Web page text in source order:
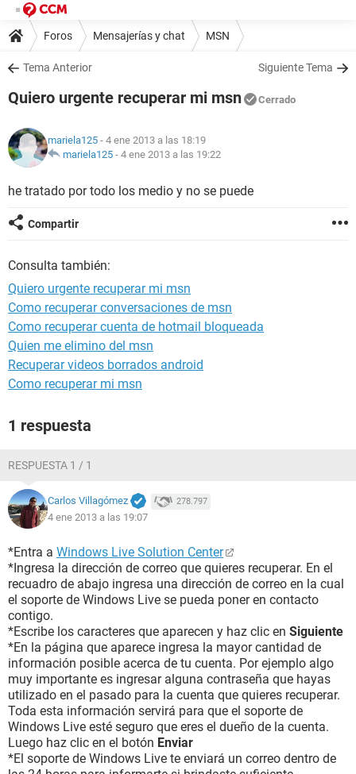
Foros Mensajerías y chat MSN
Tema Anterior Siguiente Tema
Quiero urgente recuperar mi msn Cerrado
mariela125 - 4 ene 2013 a las 18:19
mariela125 - 4 ene 2013 a las 19:22
he tratado por todo los medio y no se puede
Compartir
Consulta también:
Quiero urgente recuperar mi msn
Como recuperar conversaciones de msn
Como recuperar cuenta de hotmail bloqueada
Quien me elimino del msn
Recuperar videos borrados android
Como recuperar mi msn
1 respuesta
RESPUESTA 1 / 1
Carlos Villagómez 278.797
4 ene 2013 a las 19:07
*Entra a Windows Live Solution Center
*Ingresa la dirección de correo que quieres recuperar. En el
recuadro de abajo ingresa una dirección de correo en la cual
el soporte de Windows Live se pueda poner en contacto
contigo.
*Escribe los caracteres que aparecen y haz clic en Siguiente
*En la página que aparece ingresa la mayor cantidad de
información posible acerca de tu cuenta. Por ejemplo algo
muy importante es ingresar alguna contraseña que hayas
utilizado en el pasado para la cuenta que quieres recuperar.
Toda esta información servirá para que el soporte de
Windows Live esté seguro que eres el dueño de la cuenta.
Luego haz clic en el botón Enviar
*El soporte de Windows Live te enviará un correo dentro de